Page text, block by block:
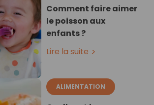
Comment faire aimer
le poisson aux
enfants ?
Lire la suite
ALIMENTATION